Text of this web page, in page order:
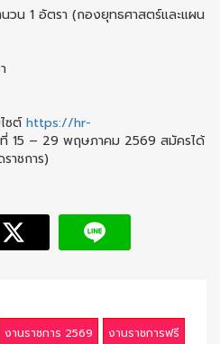
นวน 1 อัตรา (กองยุทธศาสตร์และแผน
ซต์https://hr-
15 – 29 พฤษภาคม 2569 สมัครได้
าชการ)
งานราชการ 2569
งานราชการฟรี